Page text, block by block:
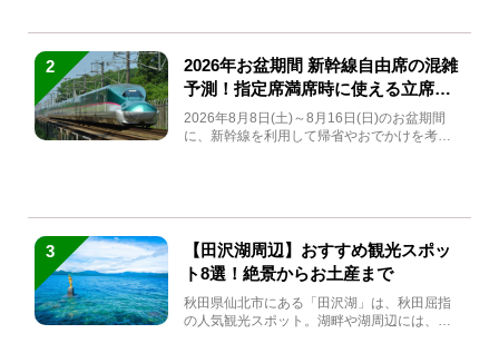
2
2026年お盆期間 新幹線自由席の混雑
予測！指定席満席時に使える立席特
急券も解説
2026年8月8日(土)～8月16日(日)のお盆期間
に、新幹線を利用して帰省やおでかけを考え
3
【田沢湖周辺】おすすめ観光スポッ
ト8選！絶景からお土産まで
秋田県仙北市にある「田沢湖」は、秋田屈指
の人気観光スポット。湖畔や湖周辺には、田